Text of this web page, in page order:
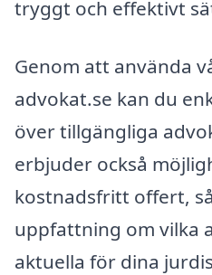
tryggt och effektivt
Genom att använda
advokat.se kan du
över tillgängliga
erbjuder också
kostnadsfritt offert,
uppfattning om vilka
aktuella för dina